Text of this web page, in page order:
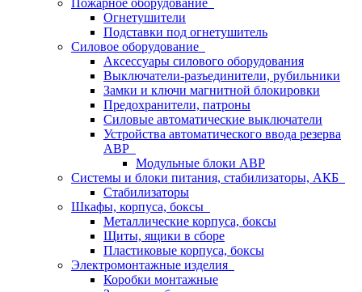
Пожарное оборудование
Огнетушители
Подставки под огнетушитель
Силовое оборудование
Аксессуары силового оборудования
Выключатели-разъединители, рубильники
Замки и ключи магнитной блокировки
Предохранители, патроны
Силовые автоматические выключатели
Устройства автоматического ввода резерва
АВР
Модульные блоки АВР
Системы и блоки питания, стабилизаторы, АКБ
Стабилизаторы
Шкафы, корпуса, боксы
Металлические корпуса, боксы
Щиты, ящики в сборе
Пластиковые корпуса, боксы
Электромонтажные изделия
Коробки монтажные